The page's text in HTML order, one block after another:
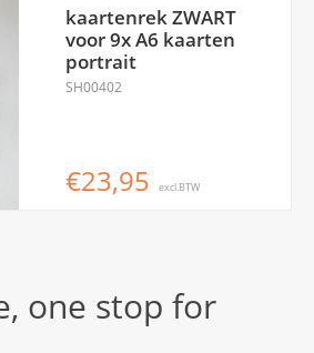
kaartenrek ZWART
voor 9x A6 kaarten
portrait
SH00402
€23,95 excl.BTW
one stop for